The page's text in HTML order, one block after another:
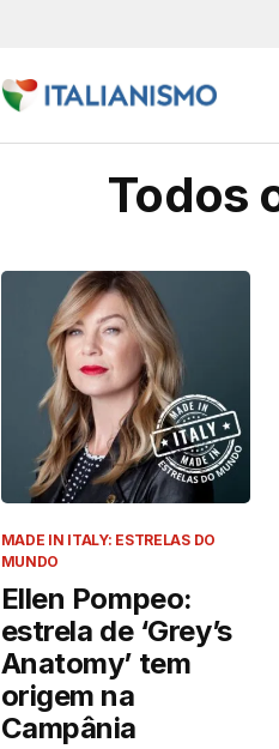
Todos
MADE IN ITALY: ESTRELAS DO
MUNDO
Ellen Pompeo:
estrela de ‘Grey’s
Anatomy’ tem
origem na
Campânia